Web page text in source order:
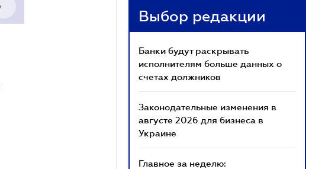
Выбор редакции
Банки будут раскрывать
исполнителям больше данных о
счетах должников
Законодательные изменения в
августе 2026 для бизнеса в
Украине
Главное за неделю: